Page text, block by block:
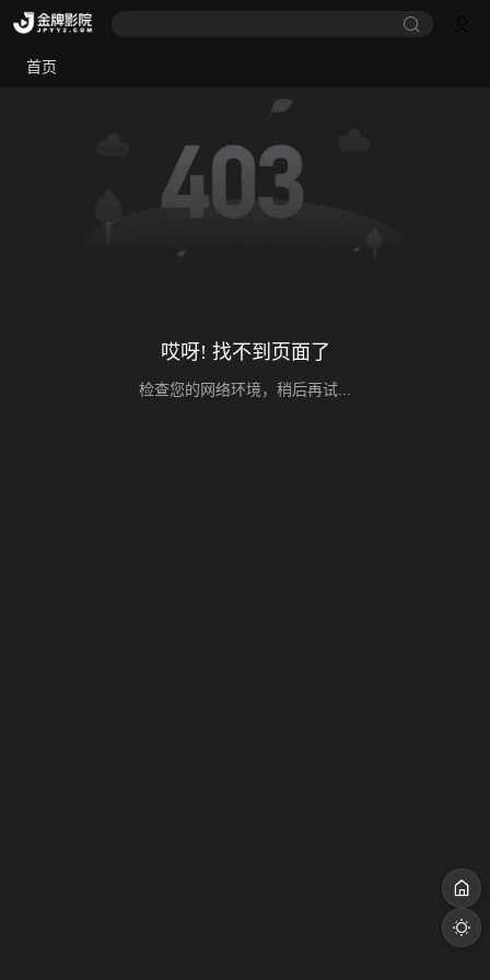
首页
哎呀! 找不到页面了
检查您的网络环境，稍后再试...